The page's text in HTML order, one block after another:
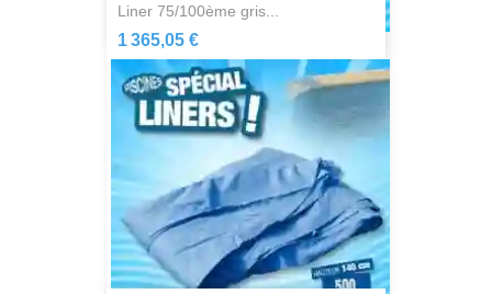
liner 75/100ème gris...
1 365,05 €